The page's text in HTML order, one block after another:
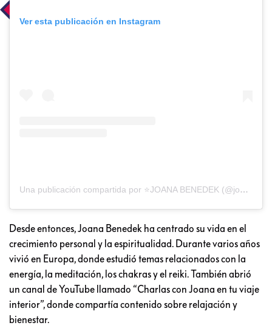
Ver esta publicación en Instagram
Una publicación compartida por ⭐️JOANA BENEDEK (@joana_benedek)
Desde entonces, Joana Benedek ha centrado su vida en el
crecimiento personal y la espiritualidad. Durante varios años
vivió en Europa, donde estudió temas relacionados con la
energía, la meditación, los chakras y el reiki. También abrió
un canal de YouTube llamado “Charlas con Joana en tu viaje
interior”, donde compartía contenido sobre relajación y
bienestar.